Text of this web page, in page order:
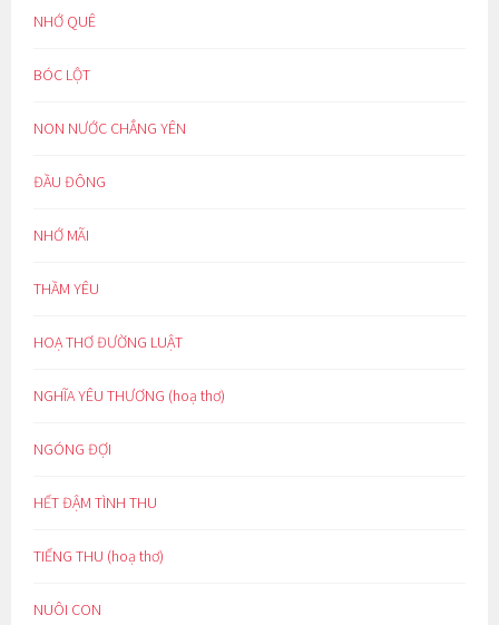
NHỚ QUÊ
BÓC LỘT
NON NƯỚC CHẲNG YÊN
ĐẦU ĐÔNG
NHỚ MÃI
THẦM YÊU
HOẠ THƠ ĐƯỜNG LUẬT
NGHĨA YÊU THƯƠNG (hoạ thơ)
NGÓNG ĐỢI
HẾT ĐẬM TÌNH THU
TIẾNG THU (hoạ thơ)
NUÔI CON